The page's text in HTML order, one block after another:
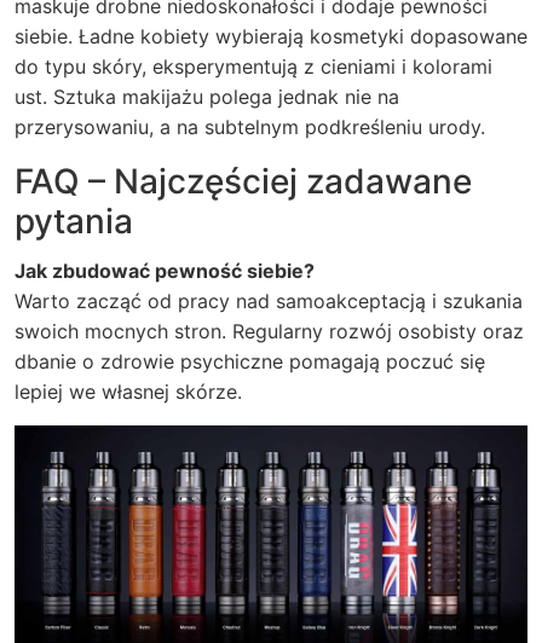
maskuje drobne niedoskonałości i dodaje pewności
siebie. Ładne kobiety wybierają kosmetyki dopasowane
do typu skóry, eksperymentują z cieniami i kolorami
ust. Sztuka makijażu polega jednak nie na
przerysowaniu, a na subtelnym podkreśleniu urody.
FAQ – Najczęściej zadawane
pytania
Jak zbudować pewność siebie?
Warto zacząć od pracy nad samoakceptacją i szukania
swoich mocnych stron. Regularny rozwój osobisty oraz
dbanie o zdrowie psychiczne pomagają poczuć się
lepiej we własnej skórze.